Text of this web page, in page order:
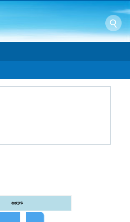
在线预审